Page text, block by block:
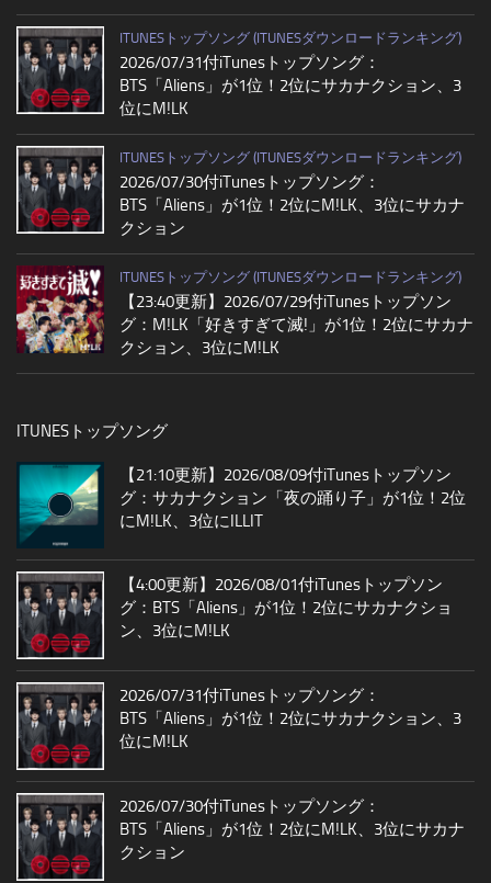
ITUNESトップソング (ITUNESダウンロードランキング)
2026/07/31付iTunesトップソング：
BTS「Aliens」が1位！2位にサカナクション、3
位にM!LK
ITUNESトップソング (ITUNESダウンロードランキング)
2026/07/30付iTunesトップソング：
BTS「Aliens」が1位！2位にM!LK、3位にサカナ
クション
ITUNESトップソング (ITUNESダウンロードランキング)
【23:40更新】2026/07/29付iTunesトップソン
グ：M!LK「好きすぎて滅!」が1位！2位にサカナ
クション、3位にM!LK
ITUNESトップソング
【21:10更新】2026/08/09付iTunesトップソン
グ：サカナクション「夜の踊り子」が1位！2位
にM!LK、3位にILLIT
【4:00更新】2026/08/01付iTunesトップソン
グ：BTS「Aliens」が1位！2位にサカナクショ
ン、3位にM!LK
2026/07/31付iTunesトップソング：
BTS「Aliens」が1位！2位にサカナクション、3
位にM!LK
2026/07/30付iTunesトップソング：
BTS「Aliens」が1位！2位にM!LK、3位にサカナ
クション